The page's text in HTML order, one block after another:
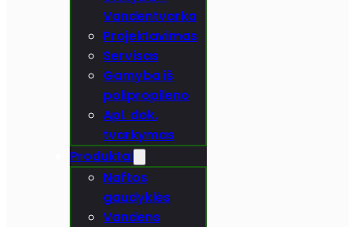
Vandentvarka
Projektavimas
Servisas
Gamyba iš
polipropileno
Apl. dok.
tvarkymas
Produktai
Naftos
gaudyklės
Vandens